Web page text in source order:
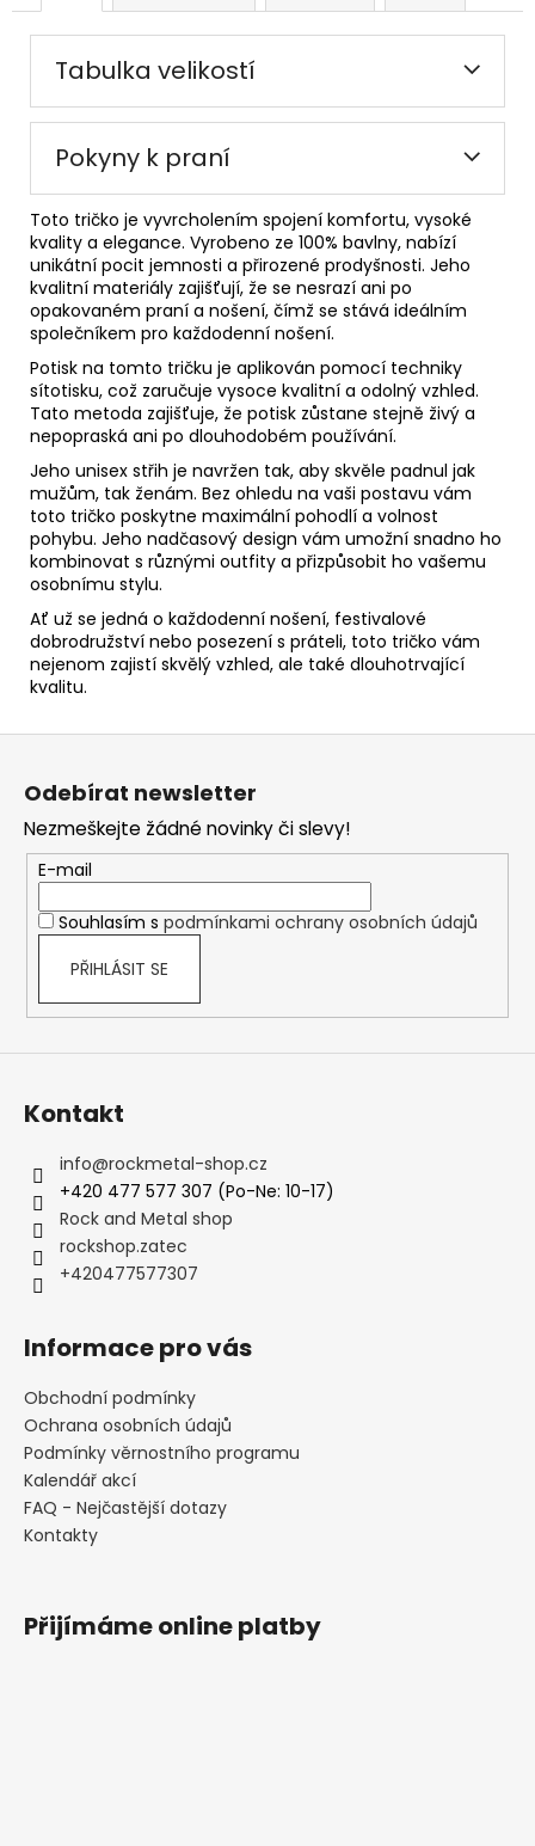
Tabulka velikostí
Pokyny k praní
Toto tričko je vyvrcholením spojení komfortu, vysoké
kvality a elegance. Vyrobeno ze 100% bavlny, nabízí
unikátní pocit jemnosti a přirozené prodyšnosti. Jeho
kvalitní materiály zajišťují, že se nesrazí ani po
opakovaném praní a nošení, čímž se stává ideálním
společníkem pro každodenní nošení.
Potisk na tomto tričku je aplikován pomocí techniky
sítotisku, což zaručuje vysoce kvalitní a odolný vzhled.
Tato metoda zajišťuje, že potisk zůstane stejně živý a
nepopraská ani po dlouhodobém používání.
Jeho unisex střih je navržen tak, aby skvěle padnul jak
mužům, tak ženám. Bez ohledu na vaši postavu vám
toto tričko poskytne maximální pohodlí a volnost
pohybu. Jeho nadčasový design vám umožní snadno ho
kombinovat s různými outfity a přizpůsobit ho vašemu
osobnímu stylu.
Ať už se jedná o každodenní nošení, festivalové
dobrodružství nebo posezení s práteli, toto tričko vám
nejenom zajistí skvělý vzhled, ale také dlouhotrvající
kvalitu.
Z
Odebírat newsletter
Nezmeškejte žádné novinky či slevy!
E-mail
Souhlasím s podmínkami ochrany osobních údajů
PŘIHLÁSIT SE
Kontakt
info@rockmetal-shop.cz
+420 477 577 307 (Po-Ne: 10-17)
Rock and Metal shop
rockshop.zatec
+420477577307
Informace pro vás
Obchodní podmínky
Ochrana osobních údajů
Podmínky věrnostního programu
Kalendář akcí
FAQ - Nejčastější dotazy
Kontakty
Přijímáme online platby